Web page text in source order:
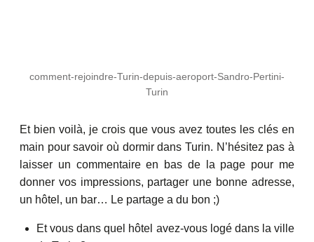
comment-rejoindre-Turin-depuis-aeroport-Sandro-Pertini-
Turin
Et bien voilà, je crois que vous avez toutes les clés en
main pour savoir où dormir dans Turin. N’hésitez pas à
laisser un commentaire en bas de la page pour me
donner vos impressions, partager une bonne adresse,
un hôtel, un bar… Le partage a du bon ;)
Et vous dans quel hôtel avez-vous logé dans la ville